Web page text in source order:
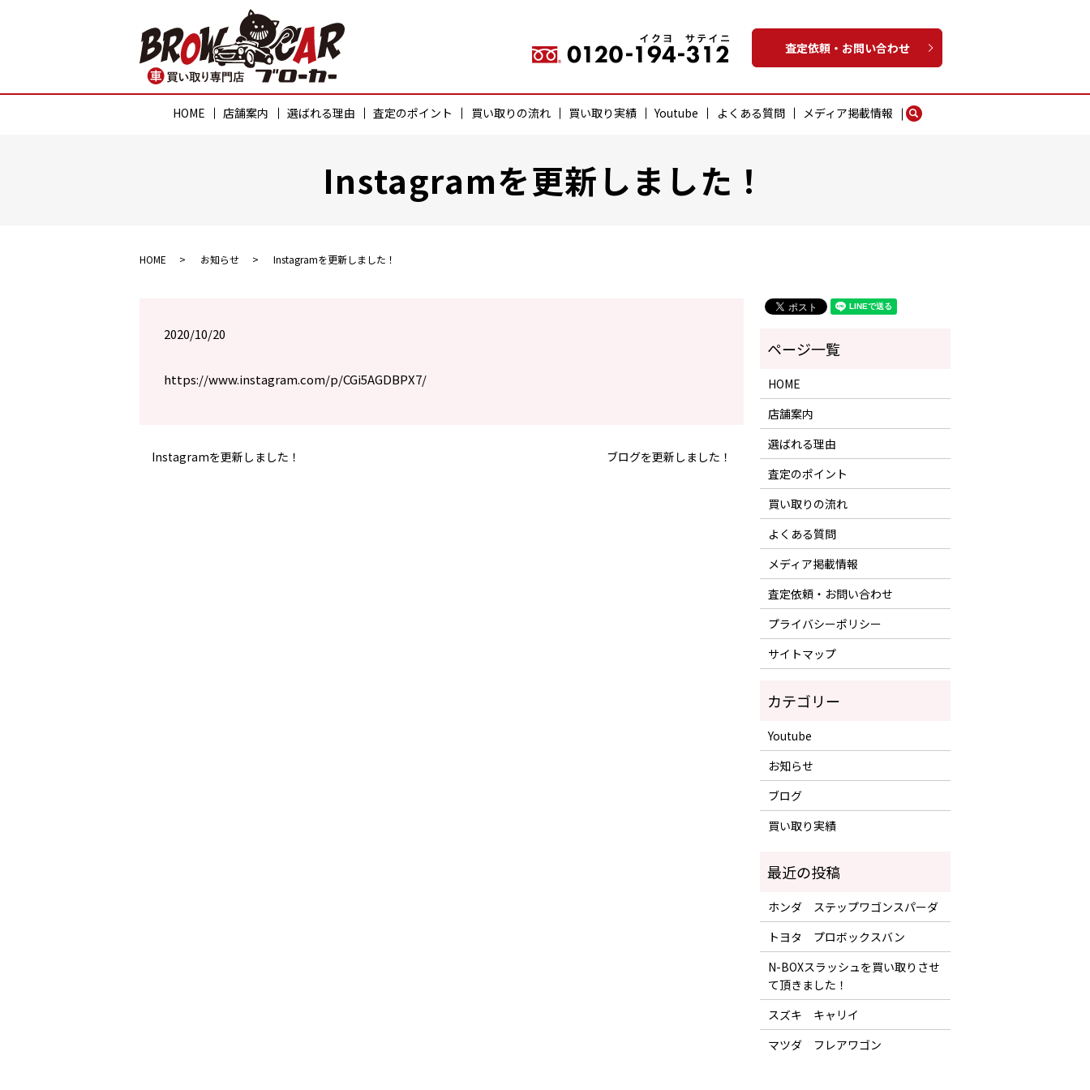
HOME 店舗案内 選ばれる理由 査定のポイント 買い取りの流れ 買い取り実績 Youtube よくある質問 メディア掲載情報 search
査定依頼・お問い合わせ
Instagramを更新しました！
HOME お知らせ Instagramを更新しました！
2020/10/20
https://www.instagram.com/p/CGi5AGDBPX7/
Instagramを更新しました！ ブログを更新しました！
HOME
店舗案内
選ばれる理由
査定のポイント
買い取りの流れ
よくある質問
メディア掲載情報
査定依頼・お問い合わせ
プライバシーポリシー
サイトマップ
Youtube
お知らせ
ブログ
買い取り実績
ホンダ ステップワゴンスパーダ
トヨタ プロボックスバン
N-BOXスラッシュを買い取りさせ
て頂きました！
スズキ キャリイ
マツダ フレアワゴン